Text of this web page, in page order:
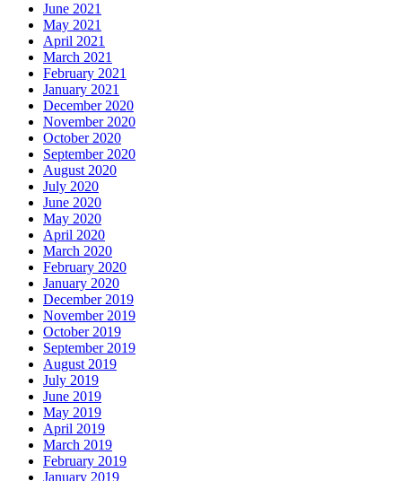
June 2021
May 2021
April 2021
March 2021
February 2021
January 2021
December 2020
November 2020
October 2020
September 2020
August 2020
July 2020
June 2020
May 2020
April 2020
March 2020
February 2020
January 2020
December 2019
November 2019
October 2019
September 2019
August 2019
July 2019
June 2019
May 2019
April 2019
March 2019
February 2019
January 2019